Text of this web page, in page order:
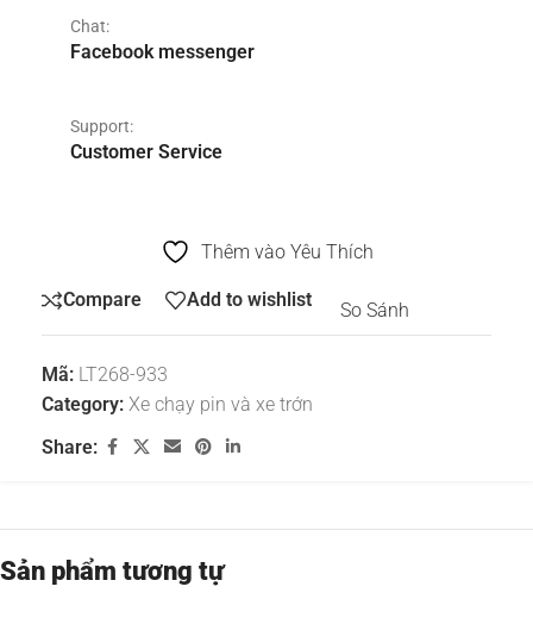
Chat:
Facebook messenger
Support:
Customer Service
Thêm vào Yêu Thích
Compare Add to wishlist So Sánh
Mã: LT268-933
Category: Xe chạy pin và xe trớn
Share:
Sản phẩm tương tự